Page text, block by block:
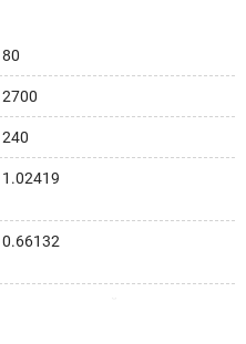
80
2700
240
1.02419
0.66132